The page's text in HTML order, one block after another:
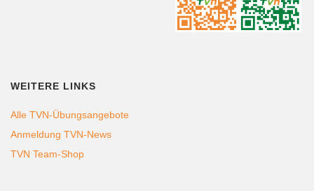
WEITERE LINKS
Alle TVN-Übungsangebote
Anmeldung TVN-News
TVN Team-Shop